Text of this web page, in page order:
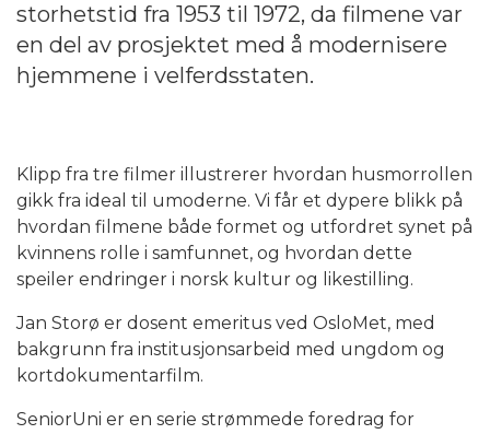
storhetstid fra 1953 til 1972, da filmene var
en del av prosjektet med å modernisere
hjemmene i velferdsstaten.
Klipp fra tre filmer illustrerer hvordan husmorrollen
gikk fra ideal til umoderne. Vi får et dypere blikk på
hvordan filmene både formet og utfordret synet på
kvinnens rolle i samfunnet, og hvordan dette
speiler endringer i norsk kultur og likestilling.
Jan Storø er dosent emeritus ved OsloMet, med
bakgrunn fra institusjonsarbeid med ungdom og
kortdokumentarfilm.
SeniorUni er en serie strømmede foredrag for